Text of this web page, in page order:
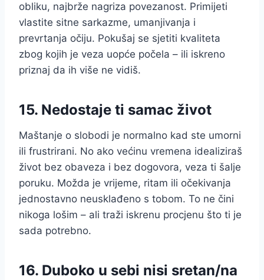
obliku, najbrže nagriza povezanost. Primijeti
vlastite sitne sarkazme, umanjivanja i
prevrtanja očiju. Pokušaj se sjetiti kvaliteta
zbog kojih je veza uopće počela – ili iskreno
priznaj da ih više ne vidiš.
15. Nedostaje ti samac život
Maštanje o slobodi je normalno kad ste umorni
ili frustrirani. No ako većinu vremena idealiziraš
život bez obaveza i bez dogovora, veza ti šalje
poruku. Možda je vrijeme, ritam ili očekivanja
jednostavno neusklađeno s tobom. To ne čini
nikoga lošim – ali traži iskrenu procjenu što ti je
sada potrebno.
16. Duboko u sebi nisi sretan/na